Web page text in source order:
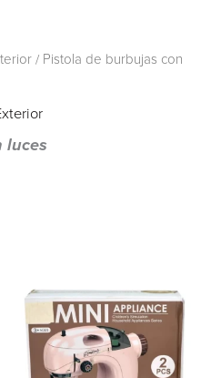
/ Pistola de burbujas con
luces